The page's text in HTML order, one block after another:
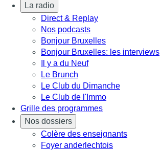
La radio
Direct & Replay
Nos podcasts
Bonjour Bruxelles
Bonjour Bruxelles: les interviews
Il y a du Neuf
Le Brunch
Le Club du Dimanche
Le Club de l'Immo
Grille des programmes
Nos dossiers
Colère des enseignants
Foyer anderlechtois